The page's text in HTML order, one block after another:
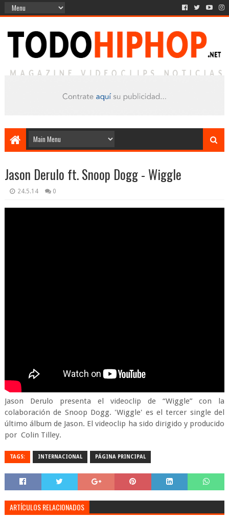
Jason Derulo ft. Snoop Dogg - Wiggle
24.5.14 0
Jason Derulo presenta el videoclip de “Wiggle” con la
colaboración de Snoop Dogg. 'Wiggle' es el tercer single del
último álbum de Jason. El videoclip ha sido dirigido y producido
por Colin Tilley.
TAGS: INTERNACIONAL PÁGINA PRINCIPAL
ARTÍCULOS RELACIONADOS